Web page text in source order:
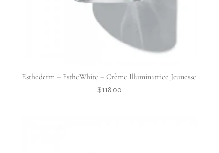
Esthederm – EstheWhite – Crème Illuminatrice Jeunesse
$118.00